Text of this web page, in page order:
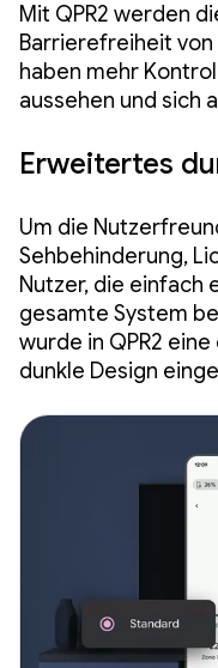
Mit QPR2 werden
Barrierefreiheit
haben mehr
aussehen und sich
Erweitertes
Um die
Sehbehinderung,
Nutzer, die einfach
gesamte System
wurde in QPR2
dunkle Design